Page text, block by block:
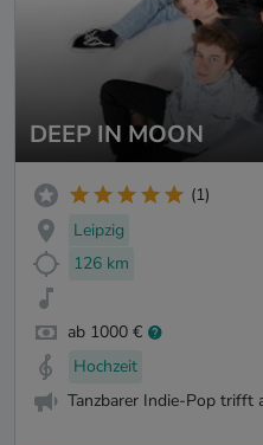
DEEP IN MOON
(1)
Leipzig
126 km
ab 1000 €
Hochzeit
Tanzbarer Indie-Pop trifft